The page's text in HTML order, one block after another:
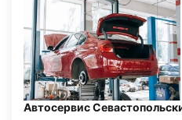
Автосервис